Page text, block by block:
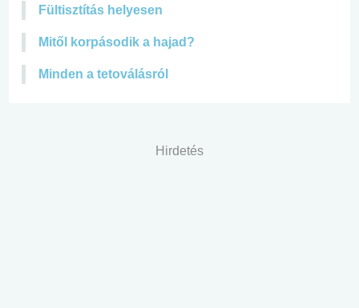
Fültisztítás helyesen
Mitől korpásodik a hajad?
Minden a tetoválásról
Hirdetés